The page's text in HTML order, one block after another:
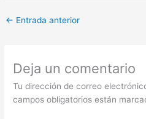
← Entrada anterior
Deja un comentario
Tu dirección de correo
campos obligatorios están